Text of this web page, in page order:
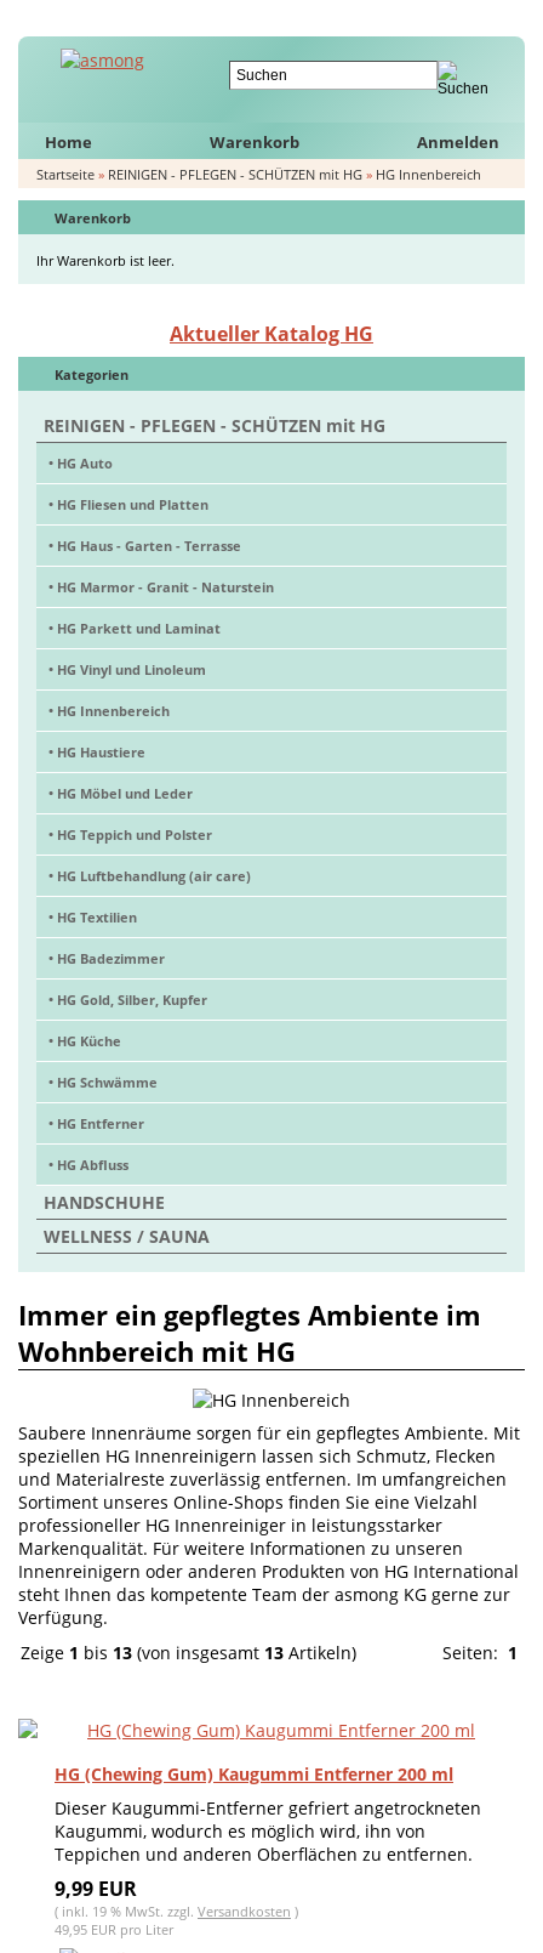
Home Warenkorb Anmelden
Startseite » REINIGEN - PFLEGEN - SCHÜTZEN mit HG » HG Innenbereich
Warenkorb
Ihr Warenkorb ist leer.
Aktueller Katalog HG
Kategorien
REINIGEN - PFLEGEN - SCHÜTZEN mit HG
• HG Auto
• HG Fliesen und Platten
• HG Haus - Garten - Terrasse
• HG Marmor - Granit - Naturstein
• HG Parkett und Laminat
• HG Vinyl und Linoleum
• HG Innenbereich
• HG Haustiere
• HG Möbel und Leder
• HG Teppich und Polster
• HG Luftbehandlung (air care)
• HG Textilien
• HG Badezimmer
• HG Gold, Silber, Kupfer
• HG Küche
• HG Schwämme
• HG Entferner
• HG Abfluss
HANDSCHUHE
WELLNESS / SAUNA
Immer ein gepflegtes Ambiente im
Wohnbereich mit HG
Saubere Innenräume sorgen für ein gepflegtes Ambiente. Mit
speziellen HG Innenreinigern lassen sich Schmutz, Flecken
und Materialreste zuverlässig entfernen. Im umfangreichen
Sortiment unseres Online-Shops finden Sie eine Vielzahl
professioneller HG Innenreiniger in leistungsstarker
Markenqualität. Für weitere Informationen zu unseren
Innenreinigern oder anderen Produkten von HG International
steht Ihnen das kompetente Team der asmong KG gerne zur
Verfügung.
Zeige 1 bis 13 (von insgesamt 13 Artikeln) Seiten: 1
HG (Chewing Gum) Kaugummi Entferner 200 ml
Dieser Kaugummi-Entferner gefriert angetrockneten
Kaugummi, wodurch es möglich wird, ihn von
Teppichen und anderen Oberflächen zu entfernen.
9,99 EUR
( inkl. 19 % MwSt. zzgl. Versandkosten )
49,95 EUR pro Liter